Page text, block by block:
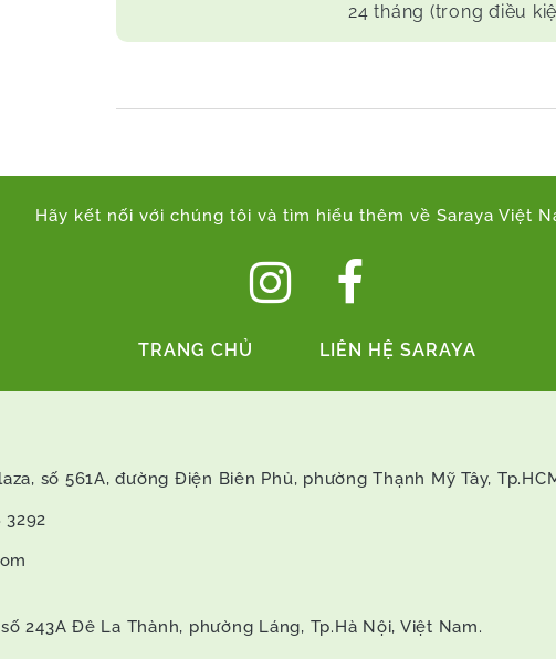
24 tháng (trong điều
Hãy kết nối với chúng tôi và tìm hiểu thêm về Saraya Việt
TRANG CHỦ LIÊN HỆ SARAYA
số 561A, đường Điện Biên Phủ, phường Thạnh Mỹ Tây,
3292
243A Đê La Thành, phường Láng, Tp.Hà Nội, Việt Nam.